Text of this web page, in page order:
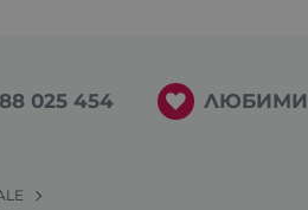
025 454 ЛЮБИМИ